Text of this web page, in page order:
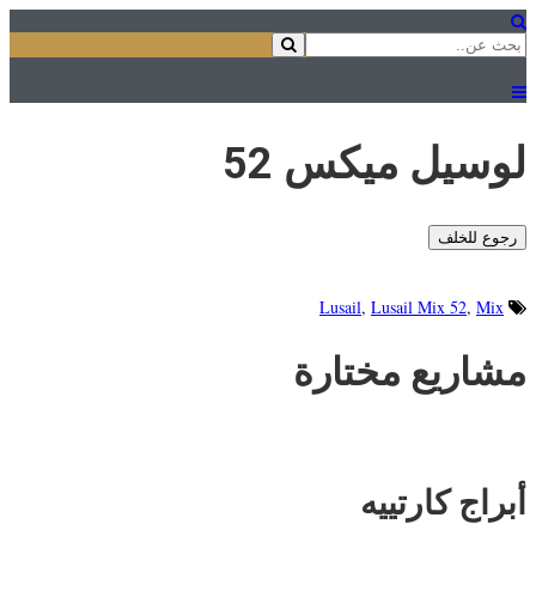
لوسيل ميكس 52
رجوع للخلف
Lusail, Lusail Mix 52, Mix
مشاريع مختارة
أبراج كارتييه